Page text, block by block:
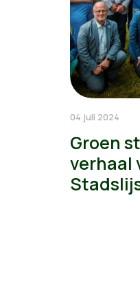
04 juli 2024
Groen
verhaal